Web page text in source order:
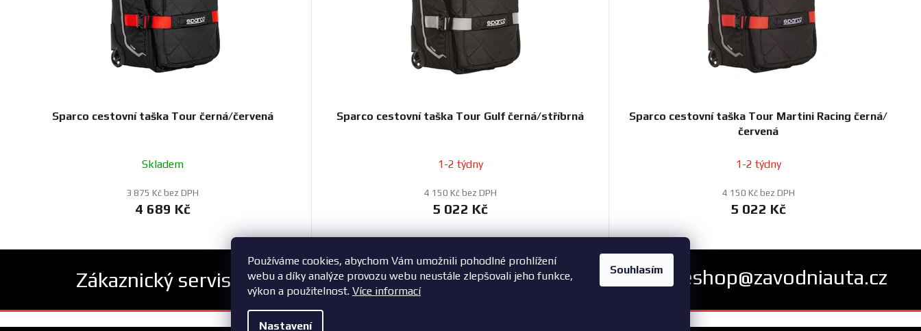
Používáme cookies, abychom Vám umožnili pohodlné prohlížení
webu a díky analýze provozu webu neustále zlepšovali jeho funkce,
výkon a použitelnost. Více informací
Nastavení
Souhlasím
Sparco cestovní taška Tour černá/červená
Skladem
3 875 Kč bez DPH
4 689 Kč
Sparco cestovní taška Tour Gulf černá/stříbrná
1-2 týdny
4 150 Kč bez DPH
5 022 Kč
Sparco cestovní taška Tour Martini Racing černá/
červená
1-2 týdny
4 150 Kč bez DPH
5 022 Kč
Zákaznický servis +420 603 785 748 eshop@zavodniauta.cz